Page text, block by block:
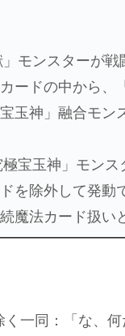
モンスターが
ードの中から、
玉神」融合モン
宝玉神」モン
を除外して発動
魔法カード扱い
一同：「な、